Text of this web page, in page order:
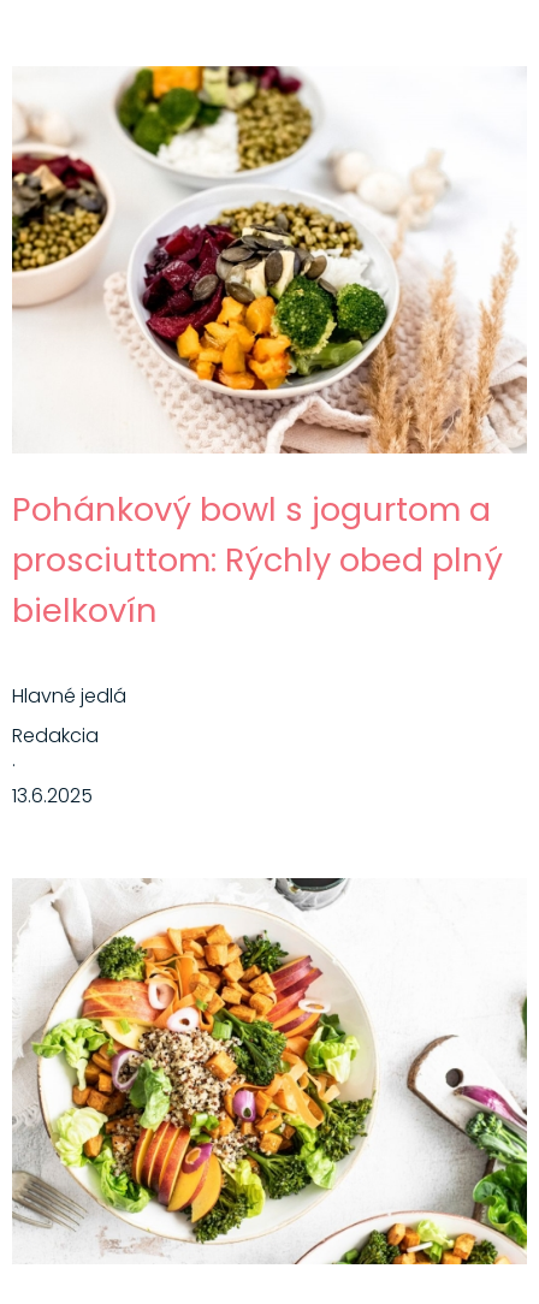
Pohánkový bowl s jogurtom a
prosciuttom: Rýchly obed plný
bielkovín
Hlavné jedlá
Redakcia
·
13.6.2025